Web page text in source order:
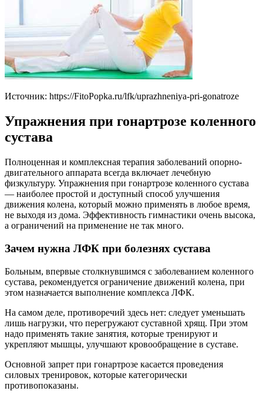
Источник: https://FitoPopka.ru/lfk/uprazhneniya-pri-gonatroze
Упражнения при гонартрозе коленного
сустава
Полноценная и комплексная терапия заболеваний опорно-
двигательного аппарата всегда включает лечебную
физкультуру. Упражнения при гонартрозе коленного сустава
— наиболее простой и доступный способ улучшения
движения колена, который можно применять в любое время,
не выходя из дома. Эффективность гимнастики очень высока,
а ограничений на применение не так много.
Зачем нужна ЛФК при болезнях сустава
Больным, впервые столкнувшимся с заболеванием коленного
сустава, рекомендуется ограничение движений колена, при
этом назначается выполнение комплекса ЛФК.
На самом деле, противоречий здесь нет: следует уменьшать
лишь нагрузки, что перегружают суставной хрящ. При этом
надо применять такие занятия, которые тренируют и
укрепляют мышцы, улучшают кровообращение в суставе.
Основной запрет при гонартрозе касается проведения
силовых тренировок, которые категорически
противопоказаны.